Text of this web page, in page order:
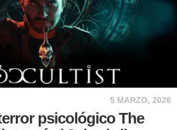
5 MARZO, 2026
psicológico The